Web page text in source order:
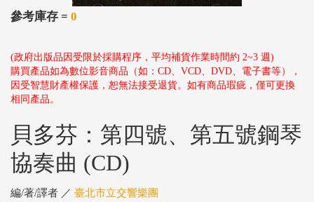
參考庫存 = 0
(政府出版品因受限於採購程序，平均補貨作業時間約 2~3 週)
購買產品如為數位影音商品（如：CD、VCD、DVD、電子書等），
因受智慧財產權保護，恕無法接受退貨。如有商品瑕疵，僅可更換
相同產品。
貝多芬：第四號、第五號鋼琴
協奏曲 (CD)
編/著/譯者 ／ 臺北市立交響樂團